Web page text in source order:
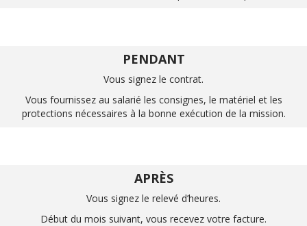
PENDANT
Vous signez le contrat.
Vous fournissez au salarié les consignes, le matériel et les
protections nécessaires à la bonne exécution de la mission.
APRÈS
Vous signez le relevé d’heures.
Début du mois suivant, vous recevez votre facture.